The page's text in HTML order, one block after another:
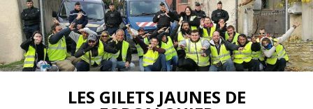
LES GILETS JAUNES DE